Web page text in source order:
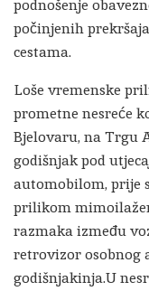
podnošenje
počinjenih
cestama.
Loše vremenske
prometne nesreće
Bjelovaru, na Trgu
godišnjak pod
automobilom, prije
prilikom
razmaka između
retrovizor osobnog
godišnjakinja.U